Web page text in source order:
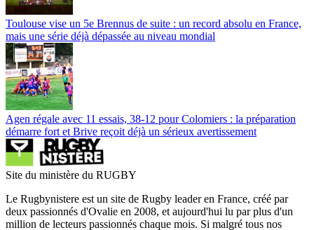
Toulouse vise un 5e Brennus de suite : un record absolu en France,
mais une série déjà dépassée au niveau mondial
Agen régale avec 11 essais, 38-12 pour Colomiers : la préparation
démarre fort et Brive reçoit déjà un sérieux avertissement
Site du ministère du RUGBY
Le Rugbynistere est un site de Rugby leader en France, créé par
deux passionnés d'Ovalie en 2008, et aujourd'hui lu par plus d'un
million de lecteurs passionnés chaque mois. Si malgré tous nos